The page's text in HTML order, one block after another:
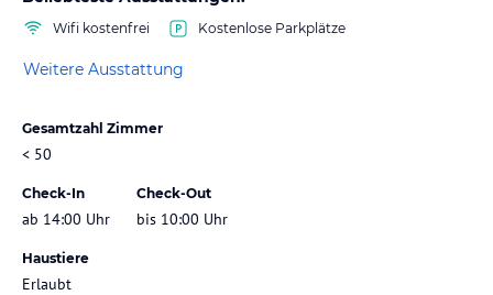
Wifi kostenfrei Kostenlose Parkplätze
Weitere Ausstattung
Gesamtzahl Zimmer
< 50
Check-In
ab 14:00 Uhr
Check-Out
bis 10:00 Uhr
Haustiere
Erlaubt